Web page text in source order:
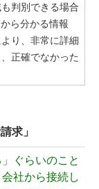
判別できる場合
ら分かる情報
り、非常に詳細
正確でなかった
求」
ぐらいのこと
社から接続し